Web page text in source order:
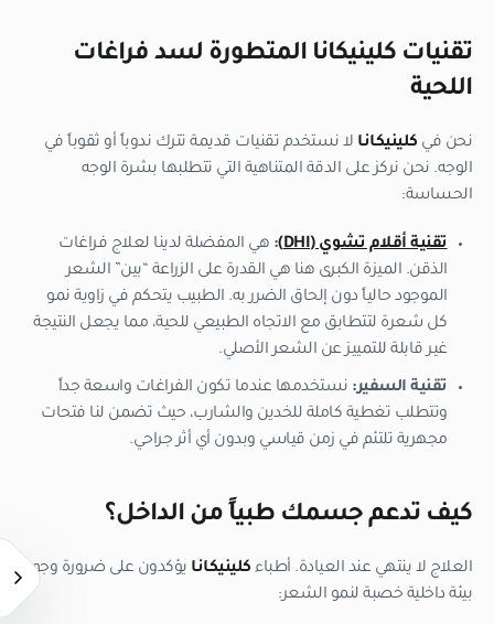
تقنيات كلينيكانا المتطورة لسد فراغات
اللحية
نحن في كلينيكانا لا نستخدم تقنيات قديمة تترك ندوباً أو ثقوباً في
الوجه. نحن نركز على الدقة المتناهية التي تتطلبها بشرة الوجه
الحساسة:
تقنية أقلام تشوي (DHI) : هي المفضلة لدينا لعلاج فراغات
الذقن. الميزة الكبرى هنا هي القدرة على الزراعة “بين” الشعر
الموجود حالياً دون إلحاق الضرر به. الطبيب يتحكم في زاوية نمو
كل شعرة لتتطابق مع الاتجاه الطبيعي للحية، مما يجعل النتيجة
غير قابلة للتمييز عن الشعر الأصلي.
تقنية السفير: نستخدمها عندما تكون الفراغات واسعة جداً
وتتطلب تغطية كاملة للخدين والشارب، حيث تضمن لنا فتحات
مجهرية تلتئم في زمن قياسي وبدون أي أثر جراحي.
كيف تدعم جسمك طبياً من الداخل؟
العلاج لا ينتهي عند العيادة. أطباء كلينيكانا يؤكدون على ضرورة وجود
بيئة داخلية خصبة لنمو الشعر: